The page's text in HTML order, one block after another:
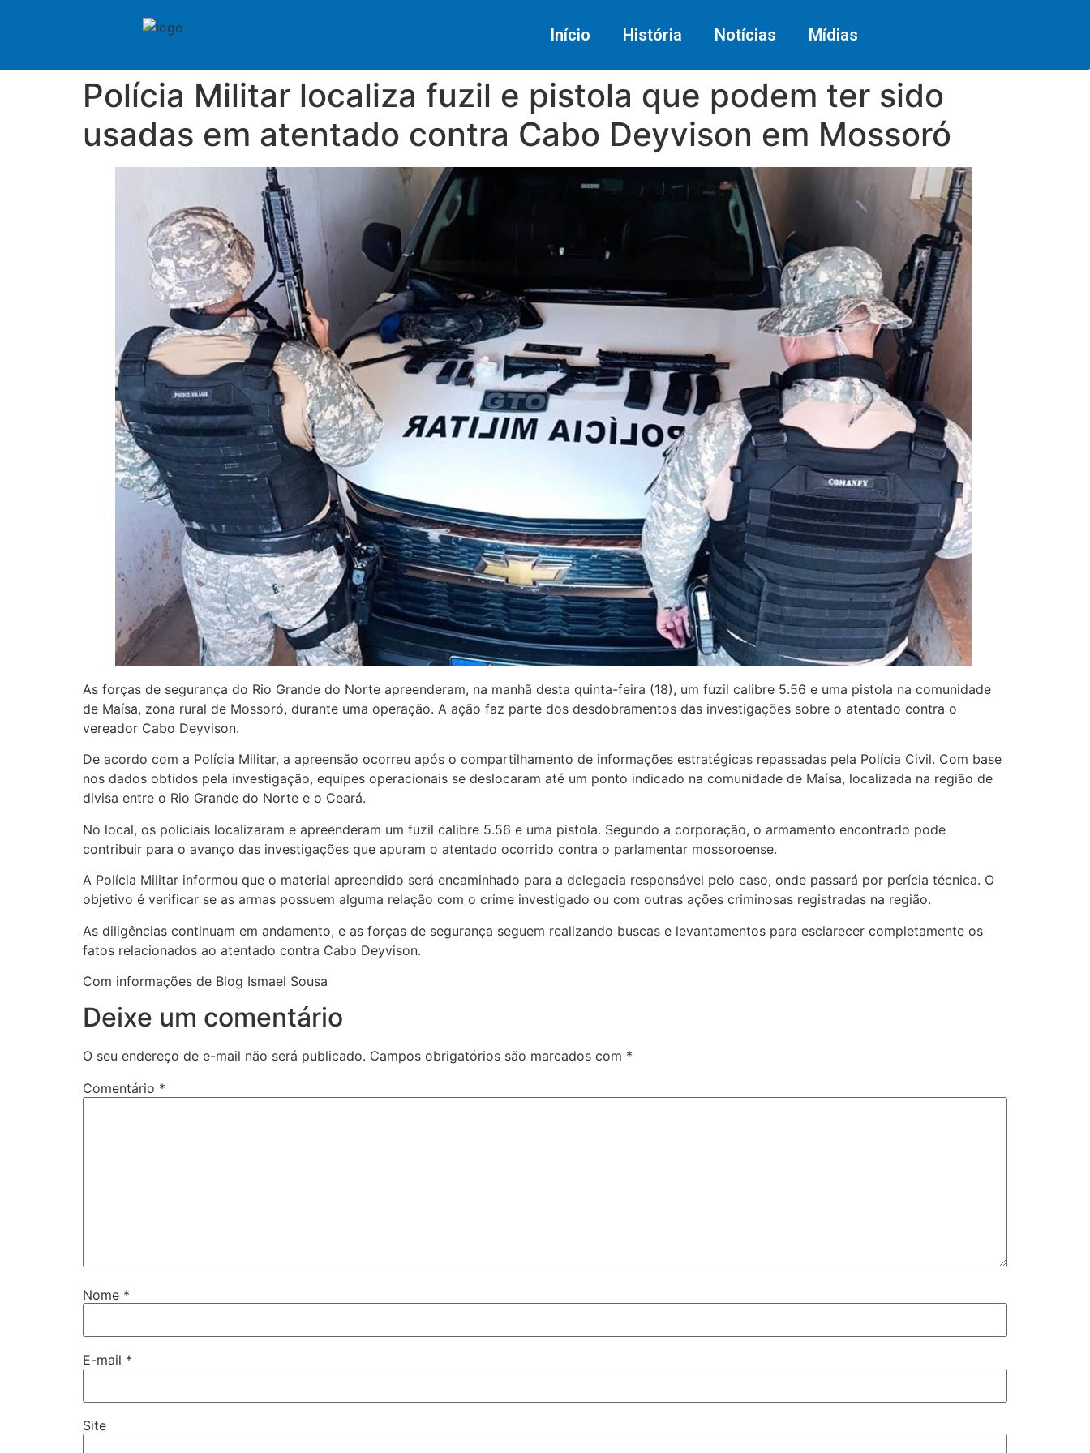
Início História Notícias Mídias
Polícia Militar localiza fuzil e pistola que podem ter sido
usadas em atentado contra Cabo Deyvison em Mossoró
As forças de segurança do Rio Grande do Norte apreenderam, na manhã desta quinta-feira (18), um fuzil calibre 5.56 e uma pistola na comunidade
de Maísa, zona rural de Mossoró, durante uma operação. A ação faz parte dos desdobramentos das investigações sobre o atentado contra o
vereador Cabo Deyvison.
De acordo com a Polícia Militar, a apreensão ocorreu após o compartilhamento de informações estratégicas repassadas pela Polícia Civil. Com base
nos dados obtidos pela investigação, equipes operacionais se deslocaram até um ponto indicado na comunidade de Maísa, localizada na região de
divisa entre o Rio Grande do Norte e o Ceará.
No local, os policiais localizaram e apreenderam um fuzil calibre 5.56 e uma pistola. Segundo a corporação, o armamento encontrado pode
contribuir para o avanço das investigações que apuram o atentado ocorrido contra o parlamentar mossoroense.
A Polícia Militar informou que o material apreendido será encaminhado para a delegacia responsável pelo caso, onde passará por perícia técnica. O
objetivo é verificar se as armas possuem alguma relação com o crime investigado ou com outras ações criminosas registradas na região.
As diligências continuam em andamento, e as forças de segurança seguem realizando buscas e levantamentos para esclarecer completamente os
fatos relacionados ao atentado contra Cabo Deyvison.
Com informações de Blog Ismael Sousa
Deixe um comentário
O seu endereço de e-mail não será publicado. Campos obrigatórios são marcados com *
Comentário *
Nome *
E-mail *
Site